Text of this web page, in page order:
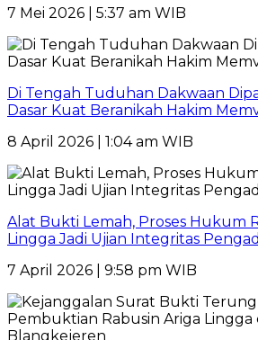
7 Mei 2026 | 5:37 am WIB
Di Tengah Tuduhan Dakwaan
Dasar Kuat Beranikah Hakim
8 April 2026 | 1:04 am WIB
Alat Bukti Lemah, Proses Hukum
Lingga Jadi Ujian Integritas
7 April 2026 | 9:58 pm WIB